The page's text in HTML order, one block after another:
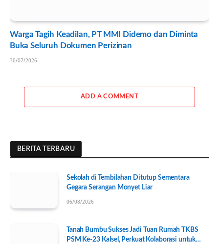
Warga Tagih Keadilan, PT MMI Didemo dan Diminta
Buka Seluruh Dokumen Perizinan
30/07/2026
ADD A COMMENT
BERITA TERBARU
Sekolah di Tembilahan Ditutup Sementara
Gegara Serangan Monyet Liar
06/08/2026
Tanah Bumbu Sukses Jadi Tuan Rumah TKBS
PSM Ke-23 Kalsel, Perkuat Kolaborasi untuk